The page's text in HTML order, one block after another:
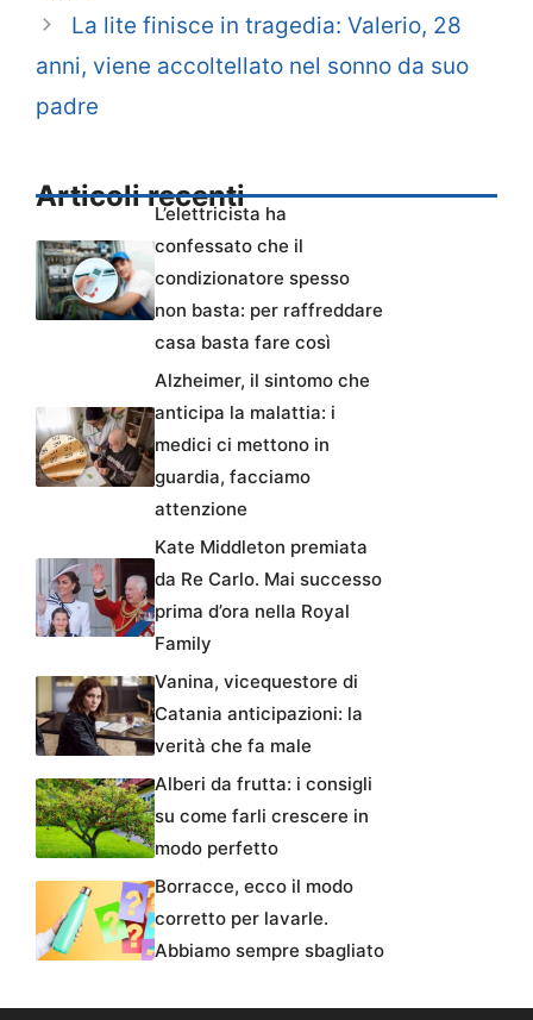
La lite finisce in tragedia: Valerio, 28
anni, viene accoltellato nel sonno da suo
padre
Articoli recenti
L’elettricista ha
confessato che il
condizionatore spesso
non basta: per raffreddare
casa basta fare così
Alzheimer, il sintomo che
anticipa la malattia: i
medici ci mettono in
guardia, facciamo
attenzione
Kate Middleton premiata
da Re Carlo. Mai successo
prima d’ora nella Royal
Family
Vanina, vicequestore di
Catania anticipazioni: la
verità che fa male
Alberi da frutta: i consigli
su come farli crescere in
modo perfetto
Borracce, ecco il modo
corretto per lavarle.
Abbiamo sempre sbagliato